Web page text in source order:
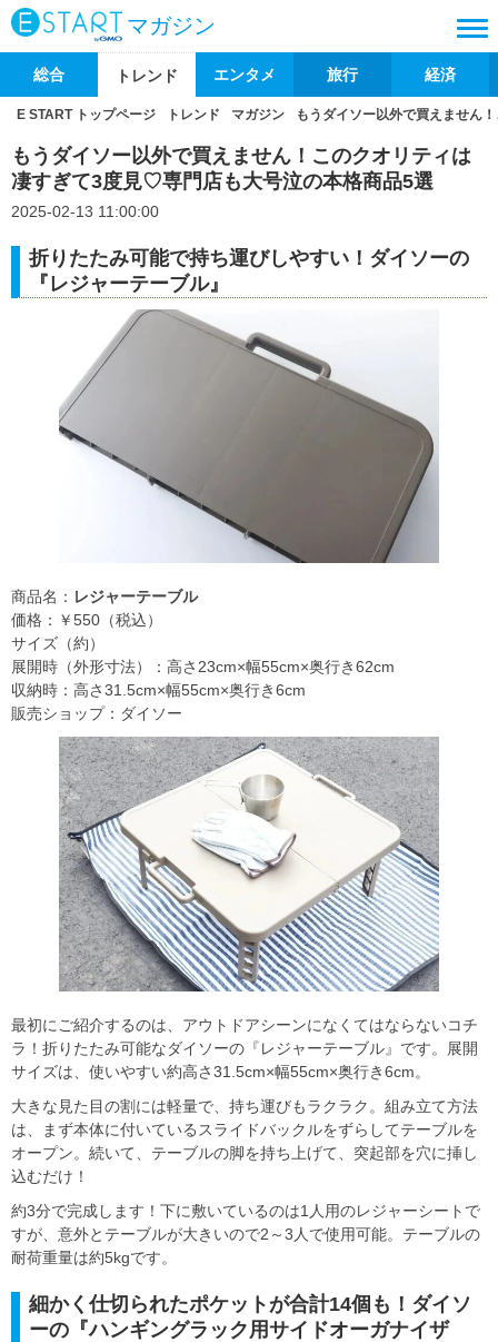
マガジン
総合 トレンド エンタメ 旅行 経済
E START トップページ トレンド マガジン もうダイソー以外で買えません
もうダイソー以外で買えません！このクオリティは
凄すぎて3度見♡専門店も大号泣の本格商品5選
2025-02-13 11:00:00
折りたたみ可能で持ち運びしやすい！ダイソーの
『レジャーテーブル』
商品名： レジャーテーブル
価格：￥550（税込）
サイズ（約）
展開時（外形寸法）：高さ23cm×幅55cm×奥行き62cm
収納時：高さ31.5cm×幅55cm×奥行き6cm
販売ショップ：ダイソー
最初にご紹介するのは、アウトドアシーンになくてはならないコチ
ラ！折りたたみ可能なダイソーの『レジャーテーブル』です。展開
サイズは、使いやすい約高さ31.5cm×幅55cm×奥行き6cm。
大きな見た目の割には軽量で、持ち運びもラクラク。組み立て方法
は、まず本体に付いているスライドバックルをずらしてテーブルを
オープン。続いて、テーブルの脚を持ち上げて、突起部を穴に挿し
込むだけ！
約3分で完成します！下に敷いているのは1人用のレジャーシートで
すが、意外とテーブルが大きいので2～3人で使用可能。テーブルの
耐荷重量は約5kgです。
細かく仕切られたポケットが合計14個も！ダイソ
ーの『ハンギングラック用サイドオーガナイザ